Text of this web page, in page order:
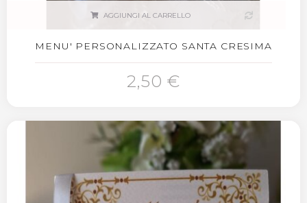
AGGIUNGI AL CARRELLO
MENU' PERSONALIZZATO SANTA CRESIMA
2,50 €